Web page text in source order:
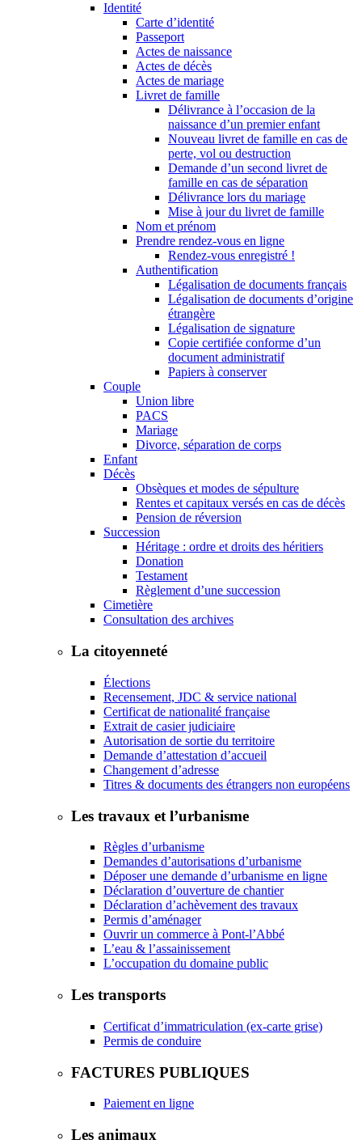
Identité
Carte d’identité
Passeport
Actes de naissance
Actes de décès
Actes de mariage
Livret de famille
Délivrance à l’occasion de la
naissance d’un premier enfant
Nouveau livret de famille en cas de
perte, vol ou destruction
Demande d’un second livret de
famille en cas de séparation
Délivrance lors du mariage
Mise à jour du livret de famille
Nom et prénom
Prendre rendez-vous en ligne
Rendez-vous enregistré !
Authentification
Légalisation de documents français
Légalisation de documents d’origine
étrangère
Légalisation de signature
Copie certifiée conforme d’un
document administratif
Papiers à conserver
Couple
Union libre
PACS
Mariage
Divorce, séparation de corps
Enfant
Décès
Obsèques et modes de sépulture
Rentes et capitaux versés en cas de décès
Pension de réversion
Succession
Héritage : ordre et droits des héritiers
Donation
Testament
Règlement d’une succession
Cimetière
Consultation des archives
La citoyenneté
Élections
Recensement, JDC & service national
Certificat de nationalité française
Extrait de casier judiciaire
Autorisation de sortie du territoire
Demande d’attestation d’accueil
Changement d’adresse
Titres & documents des étrangers non européens
Les travaux et l’urbanisme
Règles d’urbanisme
Demandes d’autorisations d’urbanisme
Déposer une demande d’urbanisme en ligne
Déclaration d’ouverture de chantier
Déclaration d’achèvement des travaux
Permis d’aménager
Ouvrir un commerce à Pont-l’Abbé
L’eau & l’assainissement
L’occupation du domaine public
Les transports
Certificat d’immatriculation (ex-carte grise)
Permis de conduire
FACTURES PUBLIQUES
Paiement en ligne
Les animaux